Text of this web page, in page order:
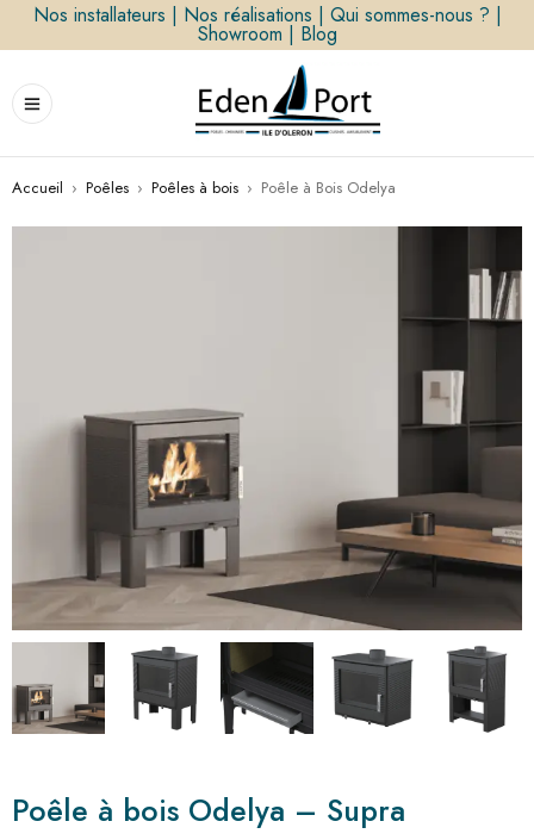
Nos installateurs | Nos réalisations | Qui sommes-nous ? |
Showroom | Blog
Accueil › Poêles › Poêles à bois › Poêle à Bois Odelya
Poêle à bois Odelya – Supra